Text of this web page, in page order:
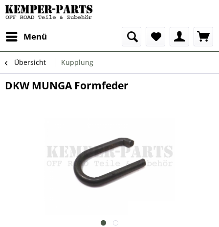
Menü
Übersicht Kupplung
DKW MUNGA Formfeder